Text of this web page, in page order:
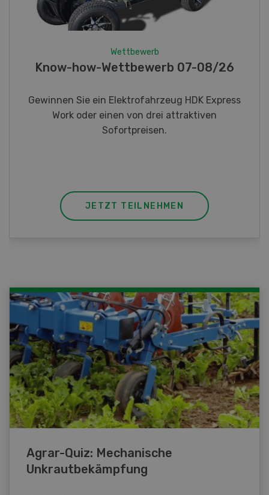
Fotorätsel 07-08/26
Gewinnen Sie eines von fünf LANDI
Taschenmessern
JETZT TEILNEHMEN
Agrar-Quiz: Mechanische
Unkrautbekämpfung